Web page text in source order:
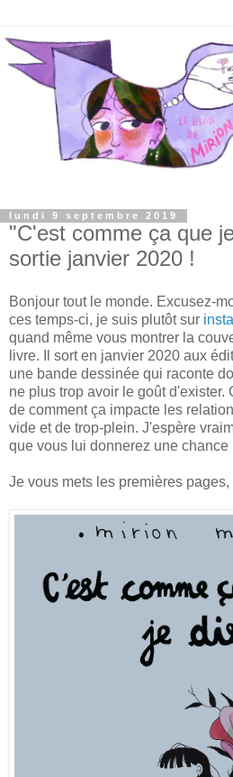
lundi 9 septembre 2019
"C'est comme ça que
sortie janvier 2020 !
Bonjour tout le monde. Excusez-
ces temps-ci, je suis plutôt sur
quand même vous montrer la
livre. Il sort en janvier 2020 aux
une bande dessinée qui raconte
ne plus trop avoir le goût d'exister.
de comment ça impacte les
vide et de trop-plein. J'espère
que vous lui donnerez une chance
Je vous mets les premières pages,